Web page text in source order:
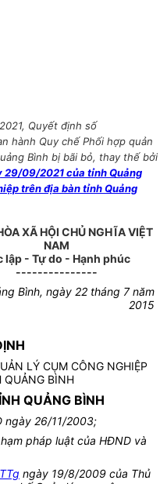
Quyết định số
hành Quy chế Phối hợp quản
Bình bị bãi bỏ, thay thế bởi
29/09/2021 của tỉnh Quảng
trên địa bàn tỉnh Quảng
XÃ HỘI CHỦ NGHĨA VIỆT
NAM
lập - Tự do - Hạnh phúc
---------------
Bình, ngày 22 tháng 7 năm
2015
LÝ CỤM CÔNG NGHIỆP
QUẢNG BÌNH
QUẢNG BÌNH
ngày 26/11/2003;
pháp luật của HĐND và
ngày 19/8/2009 của Thủ